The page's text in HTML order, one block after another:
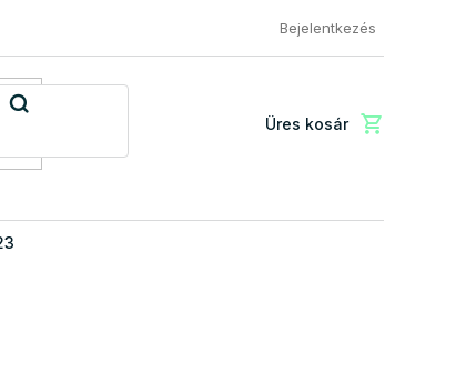
a EXCLUSIVE Reklamácio és áru visszaküldése
Bejelentkezés
Kosár
Üres kosár